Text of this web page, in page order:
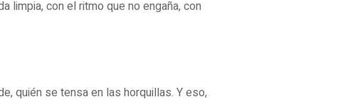
limpia, con el ritmo que no engaña, con
quién se tensa en las horquillas. Y eso,